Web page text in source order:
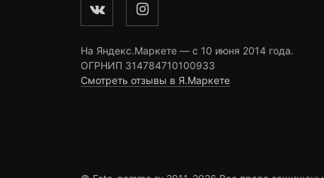
На Яндекс.Маркете — c 10 июня 2014 года.
ОГРНИП 314784710100933
Смотреть отзывы в Я.Маркете